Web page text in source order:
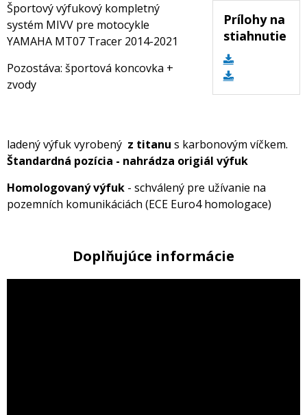
Prílohy na
stiahnutie
Športový výfukový kompletný
systém MIVV pre motocykle
YAMAHA MT07 Tracer 2014-2021
Pozostáva: športová koncovka +
zvody
ladený výfuk vyrobený z titanu s karbonovým víčkem.
Štandardná pozícia - nahrádza origiál výfuk
Homologovaný výfuk - schválený pre užívanie na
pozemních komunikáciách (ECE Euro4 homologace)
Doplňujúce informácie